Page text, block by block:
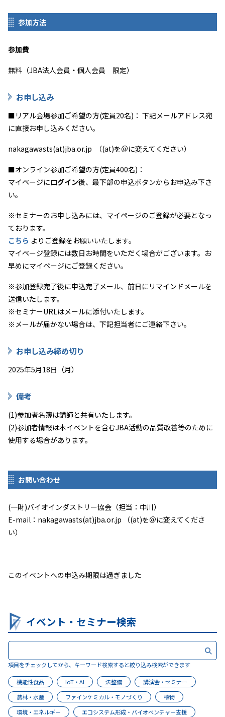
参加方法
参加費
無料（JBA法人会員・個人会員 限定）
お申し込み
■ リアル会場参加ご希望の方(定員20名) ： 下記メールアドレス宛
に直接お申し込みください。
nakagawasts(at)jba.or.jp （(at)を＠に変えてください）
■オンライン参加ご希望の方(定員400名) ：
マイページにログイン後、最下部の申込ボタンからお申込み下さ
い。
※セミナーのお申し込みには、マイページのご登録が必要となっ
ております。
こちら よりご登録をお願いいたします。
マイページ登録には数日お時間をいただく場合がございます。お
早めにマイページにご登録ください。
※参加登録完了後に申込完了メール、前日にリマインドメールを
送信いたします。
※セミナーURLはメールに添付いたします。
※メールが届かない場合は、下記担当者にご連絡下さい。
お申し込み締め切り
2025年5月18日（月）
備考
(1)参加者名簿は講師と共有いたします。
(2)参加者情報は本イベントを含むJBA活動の品質改善等のために
使用する場合があります。
お問い合わせ
(一財)バイオインダストリー協会（担当：中川）
E-mail：nakagawasts(at)jba.or.jp （(at)を＠に変えてくださ
い）
このイベントへの申込み期限は過ぎました
イベント・セミナー検索
項目をチェックしてから、キーワード検索すると絞り込み検索ができます
機能性食品 IoT・AI 法整備
講演会・セミナー
農林・水産
ファインケミカル・モノづくり
植物
環境・エネルギー
エコシステム形成・バイオベンチャー支援